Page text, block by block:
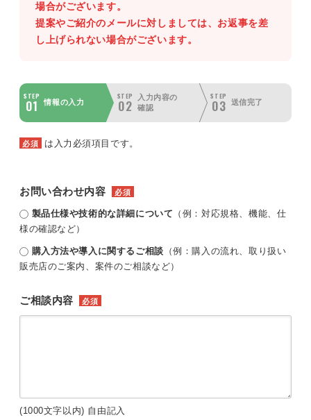
場合がございます。
提案やご紹介のメールに対しましては、お返事を差
し上げられない場合がございます。
STEP
01 情報の入力
STEP
02
入力内容の
確認
STEP
03 送信完了
必須 は入力必須項目です。
お問い合わせ内容 必須
製品仕様や技術的な詳細について （例：対応規格、機能、仕
様の確認など）
購入方法や導入に関するご相談 （例：購入の流れ、取り扱い
販売店のご案内、案件のご相談など）
ご相談内容 必須
(1000文字以内) 自由記入